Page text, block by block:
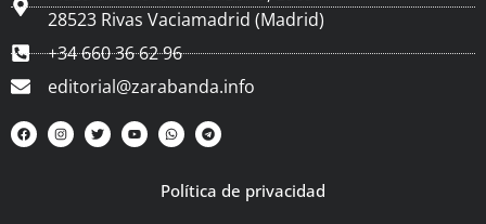
28523 Rivas Vaciamadrid (Madrid)
+34 660 36 62 96
editorial@zarabanda.info
Política de privacidad